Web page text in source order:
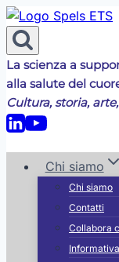
Salta
al
contenuto
La scienza a
alla salute del
Cultura, storia,
Chi siamo
Chi siamo
Contatti
Collabora